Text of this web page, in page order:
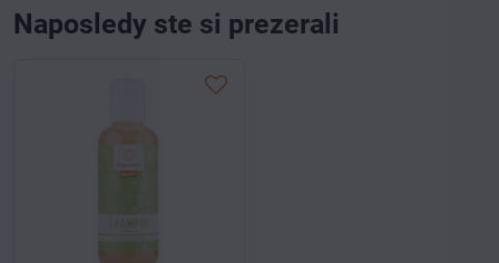
Naposledy ste si prezerali